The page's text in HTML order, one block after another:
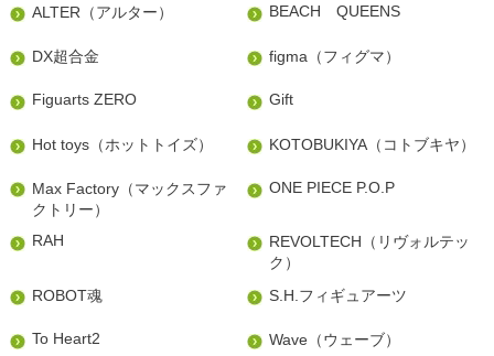
ALTER（アルター） BEACH QUEENS
DX超合金 figma（フィグマ）
Figuarts ZERO Gift
Hot toys（ホットトイズ） KOTOBUKIYA（コトブキヤ）
Max Factory（マックスファ
クトリー）
ONE PIECE P.O.P
RAH
REVOLTECH（リヴォルテッ
ク）
ROBOT魂
S.H.フィギュアーツ
To Heart2 Wave（ウェーブ）